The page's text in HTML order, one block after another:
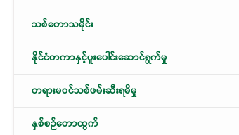
သစ်တောသမိုင်း
နိုင်ငံတကာနှင့်ပူးပေါင်းဆောင်ရွက်မှု
တရားမဝင်သစ်ဖမ်းဆီးရမိမှု
နှစ်စဉ်တောထွက်